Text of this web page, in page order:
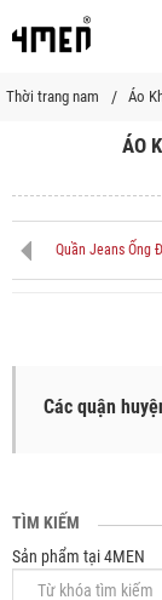
Thời trang nam Áo
ÁO
Quần Jeans Ống
Các quận
TÌM KIẾM
Sản phẩm tại 4MEN